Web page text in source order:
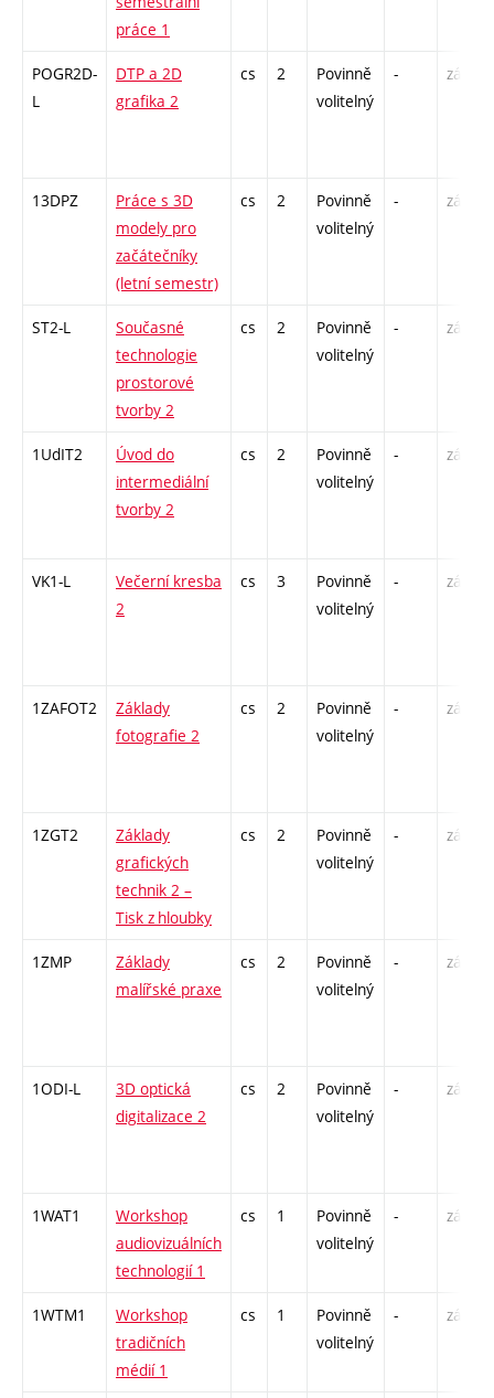
práce 1
POGR2D-
L
DTP a 2D
grafika 2
cs 2
Povinně
volitelný
- zá
13DPZ
Práce s 3D
modely pro
začátečníky
(letní semestr)
cs 2
Povinně
volitelný
- zá
ST2-L
Současné
technologie
prostorové
tvorby 2
cs 2
Povinně
volitelný
- zá
1UdIT2
Úvod do
intermediální
tvorby 2
cs 2
Povinně
volitelný
- zá
VK1-L
Večerní kresba
2
cs 3
Povinně
volitelný
- zá,zk
1ZAFOT2
Základy
fotografie 2
cs 2
Povinně
volitelný
- zá
1ZGT2
Základy
grafických
technik 2 –
Tisk z hloubky
cs 2
Povinně
volitelný
- zá
1ZMP
Základy
malířské praxe
cs 2
Povinně
volitelný
- zá
1ODI-L
3D optická
digitalizace 2
cs 2
Povinně
volitelný
- zá
1WAT1
Workshop
audiovizuálních
technologií 1
cs 1
Povinně
volitelný
- zá
1WTM1
Workshop
tradičních
médií 1
cs 1
Povinně
volitelný
- zá